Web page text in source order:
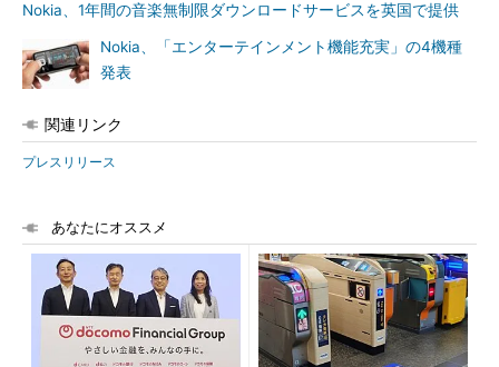
Nokia、1年間の音楽無制限ダウンロードサービスを英国で提供
Nokia、「エンターテインメント機能充実」の4機種
発表
関連リンク
プレスリリース
あなたにオススメ